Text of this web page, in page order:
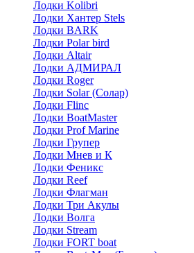
Лодки Kolibri
Лодки Хантер Stels
Лодки BARK
Лодки Polar bird
Лодки Altair
Лодки АДМИРАЛ
Лодки Roger
Лодки Solar (Солар)
Лодки Flinc
Лодки BoatMaster
Лодки Prof Marine
Лодки Групер
Лодки Мнев и К
Лодки Феникс
Лодки Reef
Лодки Флагман
Лодки Три Акулы
Лодки Волга
Лодки Stream
Лодки FORT boat